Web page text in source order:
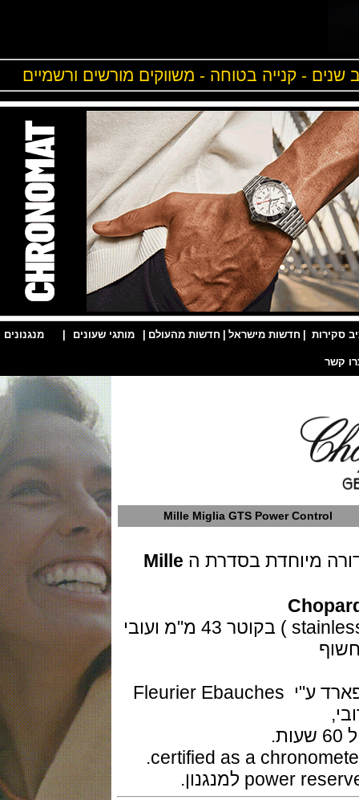
- קנייה בטוחה - משווקים מורשים ורשמיים
| חדשות מישראל | חדשות מהעולם | מותגי שעונים | מנגנונים |
Mille Miglia GTS Power
מיוחדת בסדרת הMille
גוף השעון בנוי פלדת אל חלד (stainless steel ) בקוטר 43 מ"מ ועובי
המנגנון מכני אוטומטי מיוצר עבור שופארד ע"י Fleurier Ebauches